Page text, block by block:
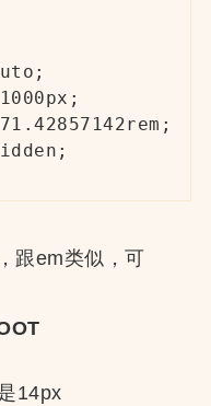
跟em类似，可
14px